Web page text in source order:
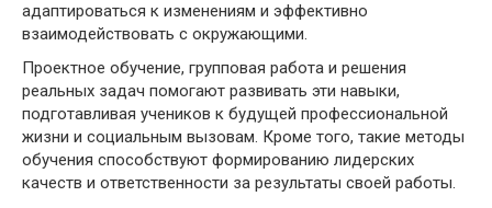
адаптироваться к изменениям и эффективно
взаимодействовать с окружающими.
Проектное обучение, групповая работа и решения
реальных задач помогают развивать эти навыки,
подготавливая учеников к будущей профессиональной
жизни и социальным вызовам. Кроме того, такие методы
обучения способствуют формированию лидерских
качеств и ответственности за результаты своей работы.